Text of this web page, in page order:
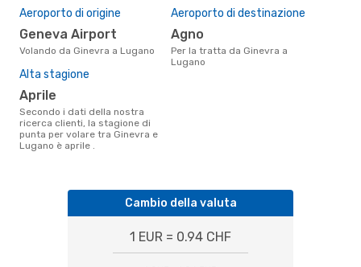
Aeroporto di origine
Geneva Airport
Volando da Ginevra a Lugano
Aeroporto di destinazione
Agno
Per la tratta da Ginevra a
Lugano
Alta stagione
aprile
Secondo i dati della nostra
ricerca clienti, la stagione di
punta per volare tra Ginevra e
Lugano è aprile .
Cambio della valuta
1 EUR = 0.94 CHF